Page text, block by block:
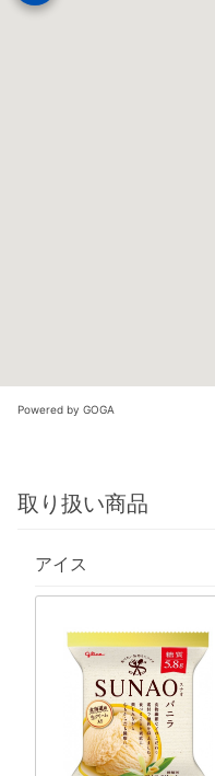
Powered by GOGA
取り扱い商品
アイス